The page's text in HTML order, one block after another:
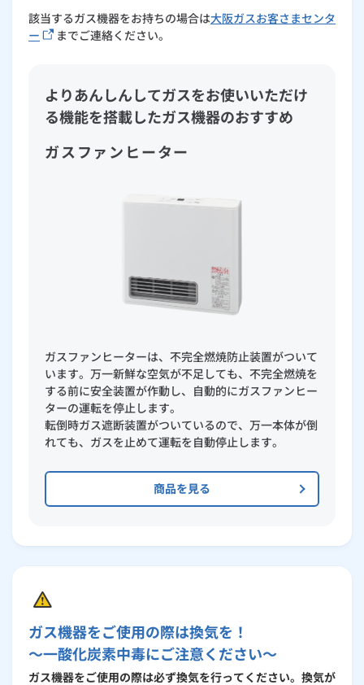
該当するガス機器をお持ちの場合は大阪ガスお客さまセンタ
ー
までご連絡ください。
よりあんしんしてガスをお使いいただけ
る機能を搭載したガス機器のおすすめ
ガスファンヒーター
ガスファンヒーターは、不完全燃焼防止装置がついて
います。万一新鮮な空気が不足しても、不完全燃焼を
する前に安全装置が作動し、自動的にガスファンヒー
ターの運転を停止します。
転倒時ガス遮断装置がついているので、万一本体が倒
れても、ガスを止めて運転を自動停止します。
商品を見る
ガス機器をご使用の際は換気を！
～一酸化炭素中毒にご注意ください～
ガス機器をご使用の際は必ず換気を行ってください。換気が